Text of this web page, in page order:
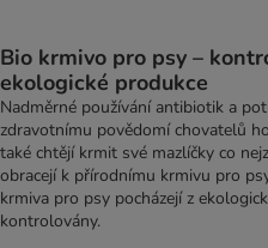
Bio krmivo pro psy –
ekologické produkce
Nadměrné používání antibiotik a
zdravotnímu povědomí chovatelů
také chtějí krmit své mazlíčky co
obracejí k přírodnímu krmivu pro
krmiva pro psy pocházejí z
kontrolovány.